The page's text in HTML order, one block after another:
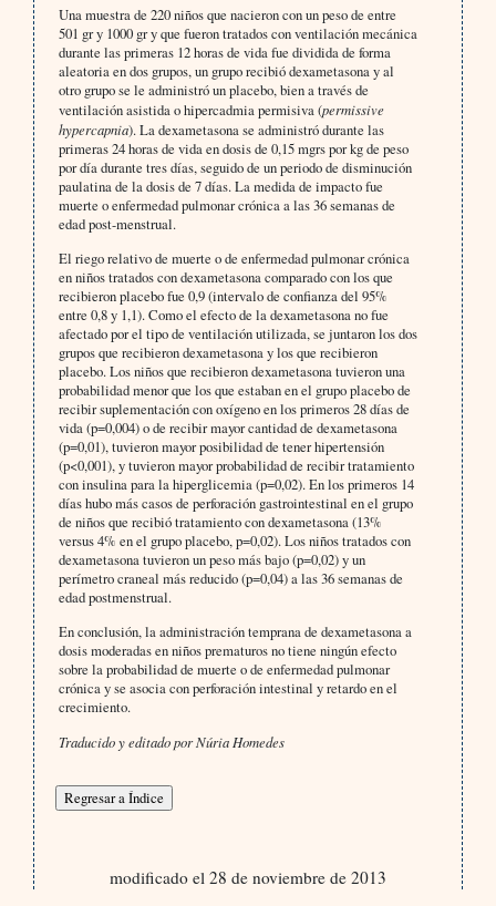
Una muestra de 220 niños que nacieron con un peso de entre
501 gr y 1000 gr y que fueron tratados con ventilación mecánica
durante las primeras 12 horas de vida fue dividida de forma
aleatoria en dos grupos, un grupo recibió dexametasona y al
otro grupo se le administró un placebo, bien a través de
ventilación asistida o hipercadmia permisiva (permissive
hypercapnia). La dexametasona se administró durante las
primeras 24 horas de vida en dosis de 0,15 mgrs por kg de peso
por día durante tres días, seguido de un periodo de disminución
paulatina de la dosis de 7 días. La medida de impacto fue
muerte o enfermedad pulmonar crónica a las 36 semanas de
edad post-menstrual.
El riego relativo de muerte o de enfermedad pulmonar crónica
en niños tratados con dexametasona comparado con los que
recibieron placebo fue 0,9 (intervalo de confianza del 95%
entre 0,8 y 1,1). Como el efecto de la dexametasona no fue
afectado por el tipo de ventilación utilizada, se juntaron los dos
grupos que recibieron dexametasona y los que recibieron
placebo. Los niños que recibieron dexametasona tuvieron una
probabilidad menor que los que estaban en el grupo placebo de
recibir suplementación con oxígeno en los primeros 28 días de
vida (p=0,004) o de recibir mayor cantidad de dexametasona
(p=0,01), tuvieron mayor posibilidad de tener hipertensión
(p<0,001), y tuvieron mayor probabilidad de recibir tratamiento
con insulina para la hiperglicemia (p=0,02). En los primeros 14
días hubo más casos de perforación gastrointestinal en el grupo
de niños que recibió tratamiento con dexametasona (13%
versus 4% en el grupo placebo, p=0,02). Los niños tratados con
dexametasona tuvieron un peso más bajo (p=0,02) y un
perímetro craneal más reducido (p=0,04) a las 36 semanas de
edad postmenstrual.
En conclusión, la administración temprana de dexametasona a
dosis moderadas en niños prematuros no tiene ningún efecto
sobre la probabilidad de muerte o de enfermedad pulmonar
crónica y se asocia con perforación intestinal y retardo en el
crecimiento.
Traducido y editado por Núria Homedes
modificado el 28 de noviembre de 2013